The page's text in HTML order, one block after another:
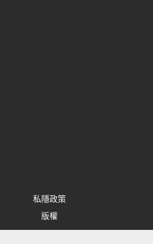
私隱政策
版權